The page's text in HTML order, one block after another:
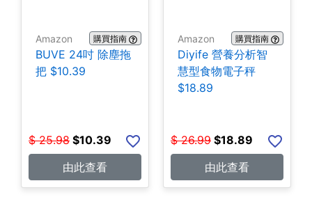
Amazon 購買指南
BUVE 24吋 除塵拖
把 $10.39
$ 25.98 $10.39
由此查看
Amazon 購買指南
Diyife 營養分析智
慧型食物電子秤
$18.89
$ 26.99 $18.89
由此查看